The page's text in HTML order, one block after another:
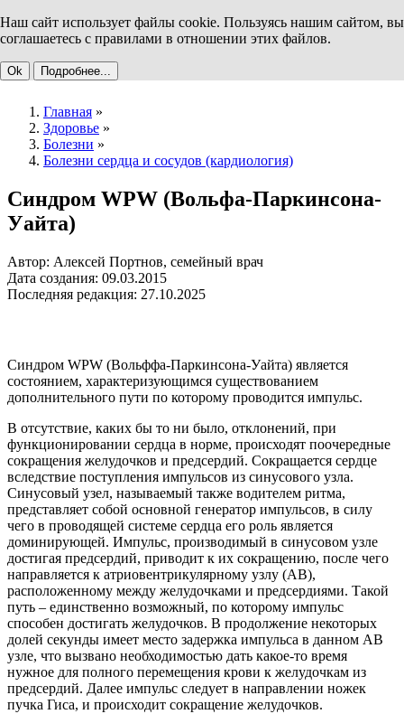
Наш сайт использует файлы cookie. Пользуясь нашим сайтом, вы
соглашаетесь с правилами в отношении этих файлов.
Ok Подробнее...
Главная »
Здоровье »
Болезни »
Болезни сердца и сосудов (кардиология)
Синдром WPW (Вольфа-Паркинсона-
Уайта)
Автор: Алексей Портнов, семейный врач
Дата создания: 09.03.2015
Последняя редакция: 27.10.2025
Синдром WPW (Вольффа-Паркинсона-Уайта) является
состоянием, характеризующимся существованием
дополнительного пути по которому проводится импульс.
В отсутствие, каких бы то ни было, отклонений, при
функционировании сердца в норме, происходят поочередные
сокращения желудочков и предсердий. Сокращается сердце
вследствие поступления импульсов из синусового узла.
Синусовый узел, называемый также водителем ритма,
представляет собой основной генератор импульсов, в силу
чего в проводящей системе сердца его роль является
доминирующей. Импульс, производимый в синусовом узле
достигая предсердий, приводит к их сокращению, после чего
направляется к атриовентрикулярному узлу (АВ),
расположенному между желудочками и предсердиями. Такой
путь – единственно возможный, по которому импульс
способен достигать желудочков. В продолжение некоторых
долей секунды имеет место задержка импульса в данном АВ
узле, что вызвано необходимостью дать какое-то время
нужное для полного перемещения крови к желудочкам из
предсердий. Далее импульс следует в направлении ножек
пучка Гиса, и происходит сокращение желудочков.